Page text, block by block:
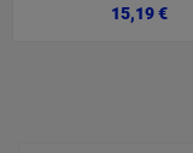
15,19 €